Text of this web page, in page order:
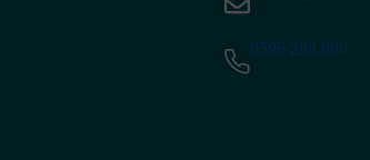
0596 280 999